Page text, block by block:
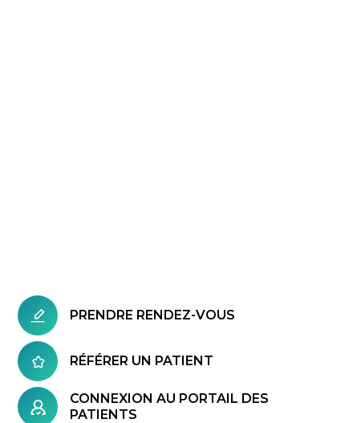
PRENDRE RENDEZ-VOUS
RÉFÉRER UN PATIENT
CONNEXION AU PORTAIL DES
PATIENTS